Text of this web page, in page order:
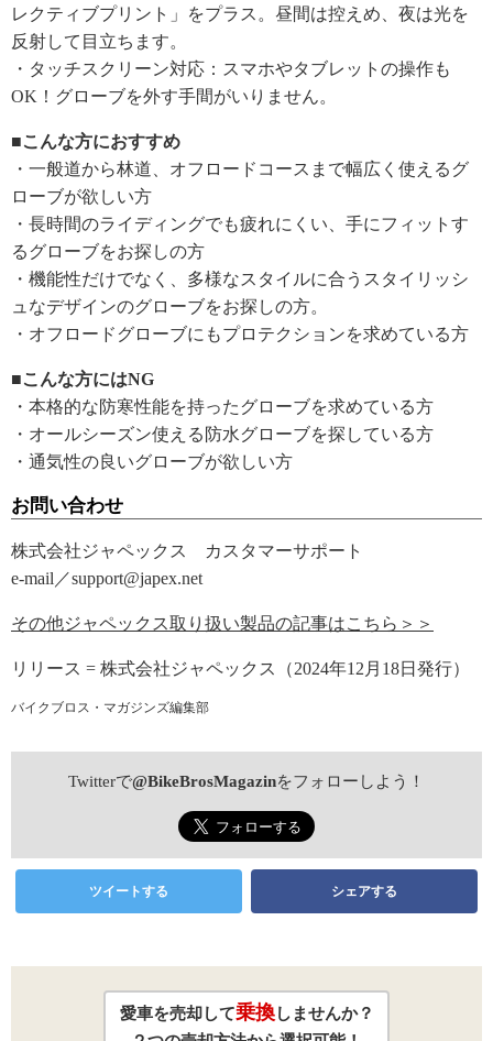
レクティブプリント」をプラス。昼間は控えめ、夜は光を
反射して目立ちます。
・タッチスクリーン対応：スマホやタブレットの操作も
OK！グローブを外す手間がいりません。
■こんな方におすすめ
・一般道から林道、オフロードコースまで幅広く使えるグ
ローブが欲しい方
・長時間のライディングでも疲れにくい、手にフィットす
るグローブをお探しの方
・機能性だけでなく、多様なスタイルに合うスタイリッシ
ュなデザインのグローブをお探しの方。
・オフロードグローブにもプロテクションを求めている方
■こんな方にはNG
・本格的な防寒性能を持ったグローブを求めている方
・オールシーズン使える防水グローブを探している方
・通気性の良いグローブが欲しい方
お問い合わせ
株式会社ジャペックス カスタマーサポート
e-mail／support@japex.net
その他ジャペックス取り扱い製品の記事はこちら＞＞
リリース = 株式会社ジャペックス（2024年12月18日発行）
バイクブロス・マガジンズ編集部
Twitterで@BikeBrosMagazinをフォローしよう！
ツイートする シェアする
愛車を売却して乗換しませんか？